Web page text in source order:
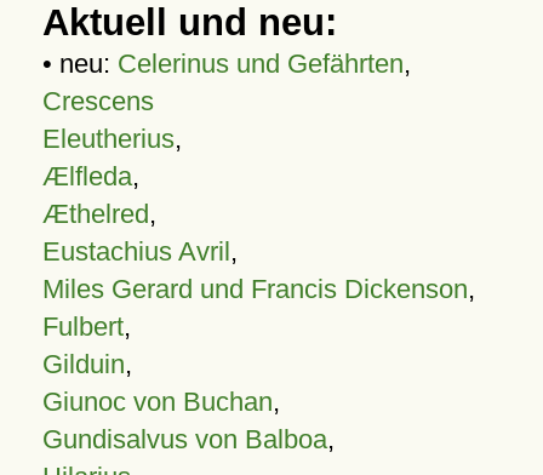
Aktuell und neu:
• neu: Celerinus und Gefährten,
Crescens
Eleutherius,
Ælfleda,
Æthelred,
Eustachius Avril,
Miles Gerard und Francis Dickenson,
Fulbert,
Gilduin,
Giunoc von Buchan,
Gundisalvus von Balboa,